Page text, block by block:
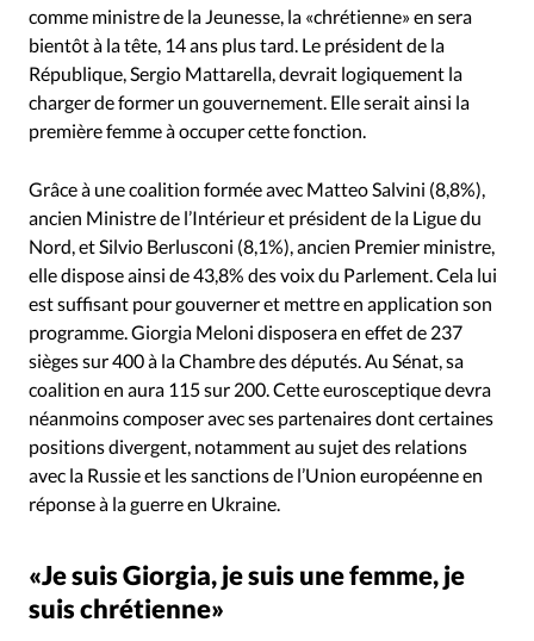
comme ministre de la Jeunesse, la «chrétienne» en sera
bientôt à la tête, 14 ans plus tard. Le président de la
République, Sergio Mattarella, devrait logiquement la
charger de former un gouvernement. Elle serait ainsi la
première femme à occuper cette fonction.
Grâce à une coalition formée avec Matteo Salvini (8,8%),
ancien Ministre de l’Intérieur et président de la Ligue du
Nord, et Silvio Berlusconi (8,1%), ancien Premier ministre,
elle dispose ainsi de 43,8% des voix du Parlement. Cela lui
est suffisant pour gouverner et mettre en application son
programme. Giorgia Meloni disposera en effet de 237
sièges sur 400 à la Chambre des députés. Au Sénat, sa
coalition en aura 115 sur 200. Cette eurosceptique devra
néanmoins composer avec ses partenaires dont certaines
positions divergent, notamment au sujet des relations
avec la Russie et les sanctions de l’Union européenne en
réponse à la guerre en Ukraine.
«Je suis Giorgia, je suis une femme, je
suis chrétienne»